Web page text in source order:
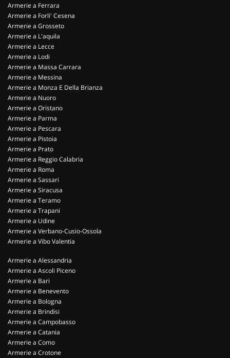
Armerie a Ferrara
Armerie a Forli' Cesena
Armerie a Grosseto
Armerie a L'aquila
Armerie a Lecce
Armerie a Lodi
Armerie a Massa Carrara
Armerie a Messina
Armerie a Monza E Della Brianza
Armerie a Nuoro
Armerie a Oristano
Armerie a Parma
Armerie a Pescara
Armerie a Pistoia
Armerie a Prato
Armerie a Reggio Calabria
Armerie a Roma
Armerie a Sassari
Armerie a Siracusa
Armerie a Teramo
Armerie a Trapani
Armerie a Udine
Armerie a Verbano-Cusio-Ossola
Armerie a Vibo Valentia
Armerie a Alessandria
Armerie a Ascoli Piceno
Armerie a Bari
Armerie a Benevento
Armerie a Bologna
Armerie a Brindisi
Armerie a Campobasso
Armerie a Catania
Armerie a Como
Armerie a Crotone